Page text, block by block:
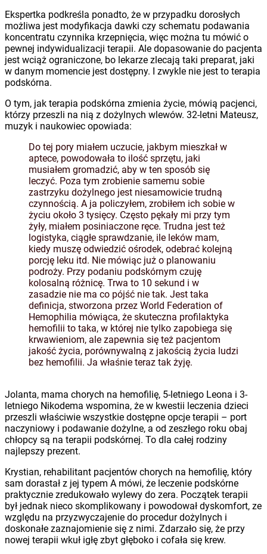
Ekspertka podkreśla ponadto, że w przypadku dorosłych
możliwa jest modyfikacja dawki czy schematu podawania
koncentratu czynnika krzepnięcia, więc można tu mówić o
pewnej indywidualizacji terapii. Ale dopasowanie do pacjenta
jest wciąż ograniczone, bo lekarze zlecają taki preparat, jaki
w danym momencie jest dostępny. I zwykle nie jest to terapia
podskórna.
O tym, jak terapia podskórna zmienia życie, mówią pacjenci,
którzy przeszli na nią z dożylnych wlewów. 32-letni Mateusz,
muzyk i naukowiec opowiada:
Do tej pory miałem uczucie, jakbym mieszkał w
aptece, powodowała to ilość sprzętu, jaki
musiałem gromadzić, aby w ten sposób się
leczyć. Poza tym zrobienie samemu sobie
zastrzyku dożylnego jest niesamowicie trudną
czynnością. A ja policzyłem, zrobiłem ich sobie w
życiu około 3 tysięcy. Często pękały mi przy tym
żyły, miałem posiniaczone ręce. Trudna jest też
logistyka, ciągłe sprawdzanie, ile leków mam,
kiedy muszę odwiedzić ośrodek, odebrać kolejną
porcję leku itd. Nie mówiąc już o planowaniu
podroży. Przy podaniu podskórnym czuję
kolosalną różnicę. Trwa to 10 sekund i w
zasadzie nie ma co pójść nie tak. Jest taka
definicja, stworzona przez World Federation of
Hemophilia mówiąca, że skuteczna profilaktyka
hemofilii to taka, w której nie tylko zapobiega się
krwawieniom, ale zapewnia się też pacjentom
jakość życia, porównywalną z jakością życia ludzi
bez hemofilii. Ja właśnie teraz tak żyję.
Jolanta, mama chorych na hemofilię, 5-letniego Leona i 3-
letniego Nikodema wspomina, że w kwestii leczenia dzieci
przeszli właściwie wszystkie dostępne opcje terapii – port
naczyniowy i podawanie dożylne, a od zeszłego roku obaj
chłopcy są na terapii podskórnej. To dla całej rodziny
najlepszy prezent.
Krystian, rehabilitant pacjentów chorych na hemofilię, który
sam dorastał z jej typem A mówi, że leczenie podskórne
praktycznie zredukowało wylewy do zera. Początek terapii
był jednak nieco skomplikowany i powodował dyskomfort, ze
względu na przyzwyczajenie do procedur dożylnych i
doskonałe zaznajomienie się z nimi. Zdarzało się, że przy
nowej terapii wkuł igłę zbyt głęboko i cofała się krew.